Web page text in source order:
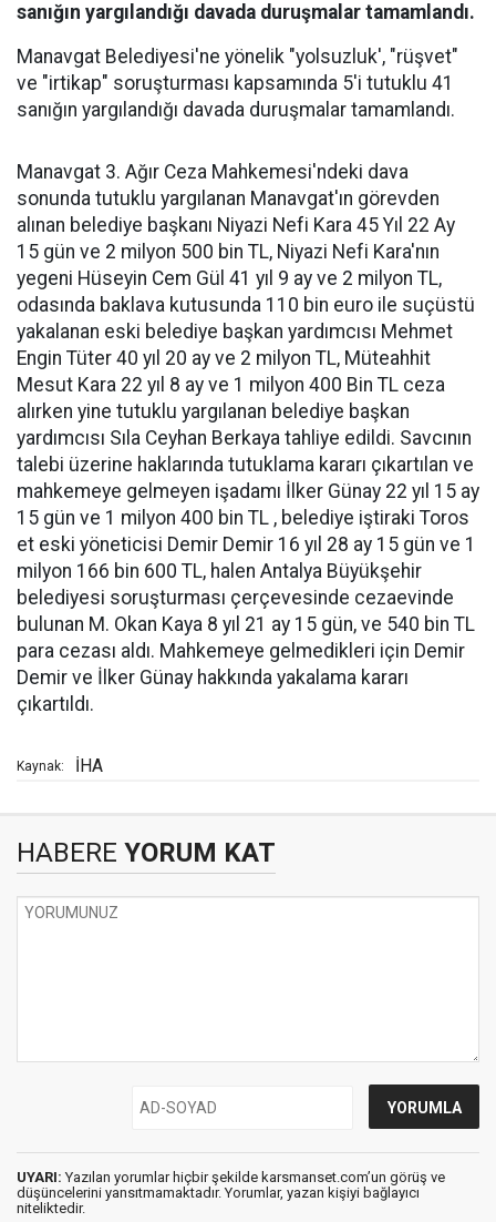
sanığın yargılandığı davada duruşmalar tamamlandı.
Manavgat Belediyesi'ne yönelik "yolsuzluk', "rüşvet"
ve "irtikap" soruşturması kapsamında 5'i tutuklu 41
sanığın yargılandığı davada duruşmalar tamamlandı.
Manavgat 3. Ağır Ceza Mahkemesi'ndeki dava
sonunda tutuklu yargılanan Manavgat'ın görevden
alınan belediye başkanı Niyazi Nefi Kara 45 Yıl 22 Ay
15 gün ve 2 milyon 500 bin TL, Niyazi Nefi Kara'nın
yegeni Hüseyin Cem Gül 41 yıl 9 ay ve 2 milyon TL,
odasında baklava kutusunda 110 bin euro ile suçüstü
yakalanan eski belediye başkan yardımcısı Mehmet
Engin Tüter 40 yıl 20 ay ve 2 milyon TL, Müteahhit
Mesut Kara 22 yıl 8 ay ve 1 milyon 400 Bin TL ceza
alırken yine tutuklu yargılanan belediye başkan
yardımcısı Sıla Ceyhan Berkaya tahliye edildi. Savcının
talebi üzerine haklarında tutuklama kararı çıkartılan ve
mahkemeye gelmeyen işadamı İlker Günay 22 yıl 15 ay
15 gün ve 1 milyon 400 bin TL , belediye iştiraki Toros
et eski yöneticisi Demir Demir 16 yıl 28 ay 15 gün ve 1
milyon 166 bin 600 TL, halen Antalya Büyükşehir
belediyesi soruşturması çerçevesinde cezaevinde
bulunan M. Okan Kaya 8 yıl 21 ay 15 gün, ve 540 bin TL
para cezası aldı. Mahkemeye gelmedikleri için Demir
Demir ve İlker Günay hakkında yakalama kararı
çıkartıldı.
Kaynak: İHA
HABERE YORUM KAT
UYARI: Yazılan yorumlar hiçbir şekilde karsmanset.com’un görüş ve
düşüncelerini yansıtmamaktadır. Yorumlar, yazan kişiyi bağlayıcı
niteliktedir.